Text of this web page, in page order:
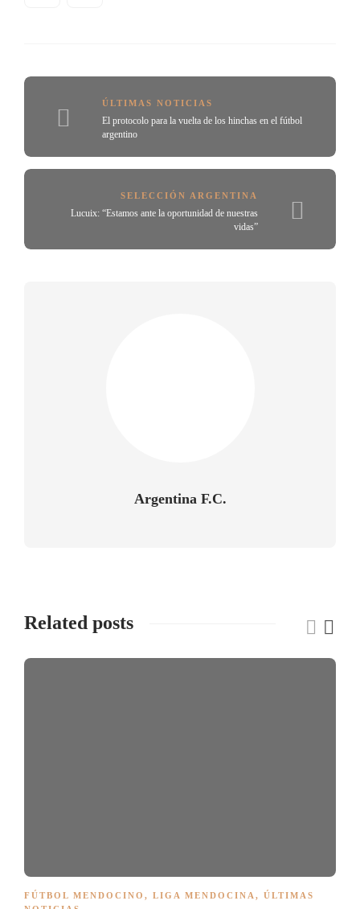
ÚLTIMAS NOTICIAS
El protocolo para la vuelta de los hinchas en el fútbol
argentino
SELECCIÓN ARGENTINA
Lucuix: “Estamos ante la oportunidad de nuestras
vidas”
Argentina F.C.
Related posts
FÚTBOL MENDOCINO , LIGA MENDOCINA , ÚLTIMAS